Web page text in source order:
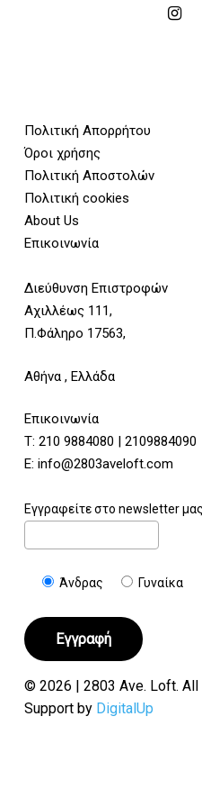
Πολιτική Απορρήτου
Όροι χρήσης
Πολιτική Αποστολών
Πολιτική cookies
About Us
Επικοινωνία
Διεύθυνση Επιστροφών
Αχιλλέως 111,
Π.Φάληρο 17563,
Αθήνα , Ελλάδα
Επικοινωνία
Τ: 210 9884080 | 2109884090
E: info@2803aveloft.com
Εγγραφείτε στο newsletter μας
Άνδρας Γυναίκα
© 2026 | 2803 Ave. Loft.
Support by DigitalUp